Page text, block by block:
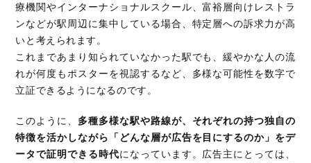
療機関やインターナショナルスクール、富裕層向けレストラ
ンなどが駅周辺に集中している場合、特定層への訴求力が高
いと考えられます。
これまであまり知られていなかった駅でも、緩やかな人の流
れが何度もポスターを視認するなど、多様な可能性を数字で
立証できるようになるのです。
このように、 多種多様な駅や路線が、それぞれの持つ独自の
特徴を活かしながら「どんな層が広告を目にするのか」をデ
ータで証明できる時代になっています。広告主にとっては、